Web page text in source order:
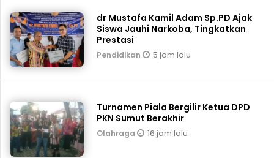
dr Mustafa Kamil Adam Sp.PD Ajak
Siswa Jauhi Narkoba, Tingkatkan
Prestasi
Pendidikan 5 jam lalu
Turnamen Piala Bergilir Ketua DPD
PKN Sumut Berakhir
Olahraga 16 jam lalu